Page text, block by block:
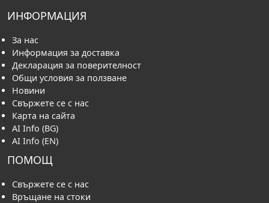
ИНФОРМАЦИЯ
За нас
Информация за доставка
Декларация за поверителност
Общи условия за ползване
Новини
Свържете се с нас
Карта на сайта
AI Info (BG)
AI Info (EN)
ПОМОЩ
Свържете се с нас
Връщане на стоки